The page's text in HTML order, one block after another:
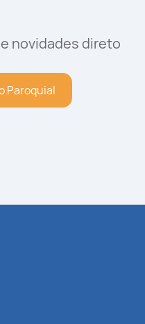
novidades direto
Paroquial